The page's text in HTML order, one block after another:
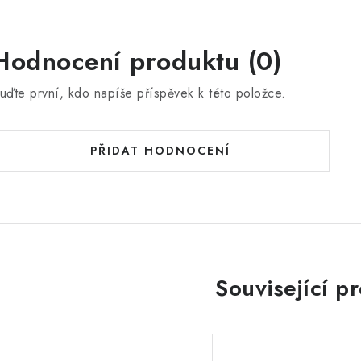
produktu (0)
první, kdo napíše příspěvek k této položce.
PŘIDAT HODNOCENÍ
Související